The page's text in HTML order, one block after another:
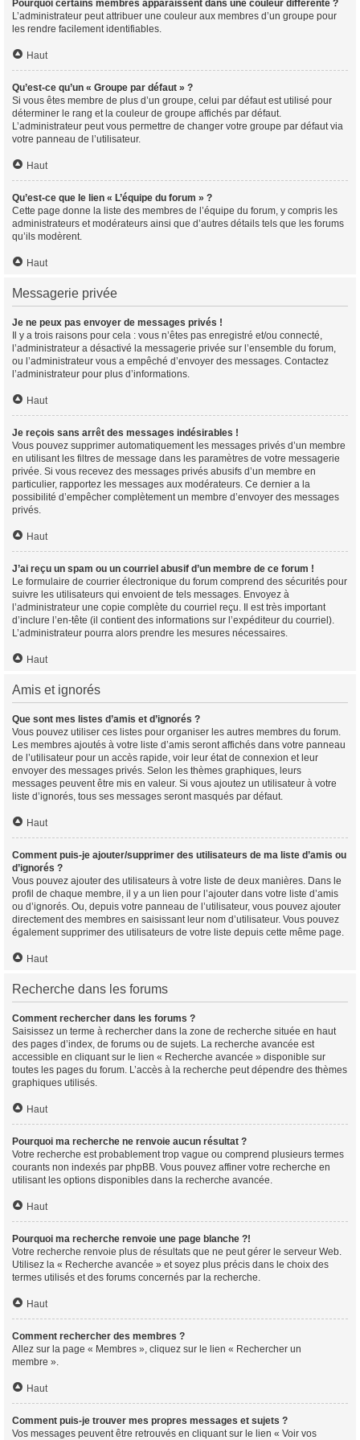
Pourquoi certains membres apparaissent dans une couleur différente ?
L’administrateur peut attribuer une couleur aux membres d’un groupe pour
les rendre facilement identifiables.
Haut
Qu’est-ce qu’un « Groupe par défaut » ?
Si vous êtes membre de plus d’un groupe, celui par défaut est utilisé pour
déterminer le rang et la couleur de groupe affichés par défaut.
L’administrateur peut vous permettre de changer votre groupe par défaut via
votre panneau de l’utilisateur.
Haut
Qu’est-ce que le lien « L’équipe du forum » ?
Cette page donne la liste des membres de l’équipe du forum, y compris les
administrateurs et modérateurs ainsi que d’autres détails tels que les forums
qu’ils modèrent.
Haut
Messagerie privée
Je ne peux pas envoyer de messages privés !
Il y a trois raisons pour cela : vous n’êtes pas enregistré et/ou connecté,
l’administrateur a désactivé la messagerie privée sur l’ensemble du forum,
ou l’administrateur vous a empêché d’envoyer des messages. Contactez
l’administrateur pour plus d’informations.
Haut
Je reçois sans arrêt des messages indésirables !
Vous pouvez supprimer automatiquement les messages privés d’un membre
en utilisant les filtres de message dans les paramètres de votre messagerie
privée. Si vous recevez des messages privés abusifs d’un membre en
particulier, rapportez les messages aux modérateurs. Ce dernier a la
possibilité d’empêcher complètement un membre d’envoyer des messages
privés.
Haut
J’ai reçu un spam ou un courriel abusif d’un membre de ce forum !
Le formulaire de courrier électronique du forum comprend des sécurités pour
suivre les utilisateurs qui envoient de tels messages. Envoyez à
l’administrateur une copie complète du courriel reçu. Il est très important
d’inclure l’en-tête (il contient des informations sur l’expéditeur du courriel).
L’administrateur pourra alors prendre les mesures nécessaires.
Haut
Amis et ignorés
Que sont mes listes d’amis et d’ignorés ?
Vous pouvez utiliser ces listes pour organiser les autres membres du forum.
Les membres ajoutés à votre liste d’amis seront affichés dans votre panneau
de l’utilisateur pour un accès rapide, voir leur état de connexion et leur
envoyer des messages privés. Selon les thèmes graphiques, leurs
messages peuvent être mis en valeur. Si vous ajoutez un utilisateur à votre
liste d’ignorés, tous ses messages seront masqués par défaut.
Haut
Comment puis-je ajouter/supprimer des utilisateurs de ma liste d’amis ou
d’ignorés ?
Vous pouvez ajouter des utilisateurs à votre liste de deux manières. Dans le
profil de chaque membre, il y a un lien pour l’ajouter dans votre liste d’amis
ou d’ignorés. Ou, depuis votre panneau de l’utilisateur, vous pouvez ajouter
directement des membres en saisissant leur nom d’utilisateur. Vous pouvez
également supprimer des utilisateurs de votre liste depuis cette même page.
Haut
Recherche dans les forums
Comment rechercher dans les forums ?
Saisissez un terme à rechercher dans la zone de recherche située en haut
des pages d’index, de forums ou de sujets. La recherche avancée est
accessible en cliquant sur le lien « Recherche avancée » disponible sur
toutes les pages du forum. L’accès à la recherche peut dépendre des thèmes
graphiques utilisés.
Haut
Pourquoi ma recherche ne renvoie aucun résultat ?
Votre recherche est probablement trop vague ou comprend plusieurs termes
courants non indexés par phpBB. Vous pouvez affiner votre recherche en
utilisant les options disponibles dans la recherche avancée.
Haut
Pourquoi ma recherche renvoie une page blanche ?!
Votre recherche renvoie plus de résultats que ne peut gérer le serveur Web.
Utilisez la « Recherche avancée » et soyez plus précis dans le choix des
termes utilisés et des forums concernés par la recherche.
Haut
Comment rechercher des membres ?
Allez sur la page « Membres », cliquez sur le lien « Rechercher un
membre ».
Haut
Comment puis-je trouver mes propres messages et sujets ?
Vos messages peuvent être retrouvés en cliquant sur le lien « Voir vos